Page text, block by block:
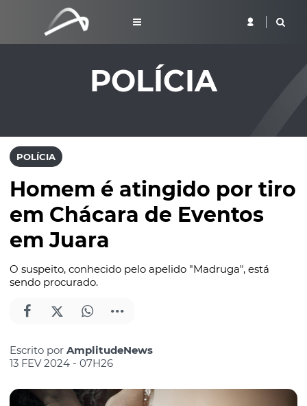
POLÍCIA
POLÍCIA
Homem é atingido por tiro
em Chácara de Eventos
em Juara
O suspeito, conhecido pelo apelido "Madruga", está
sendo procurado.
Escrito por AmplitudeNews
13 FEV 2024 - 07H26